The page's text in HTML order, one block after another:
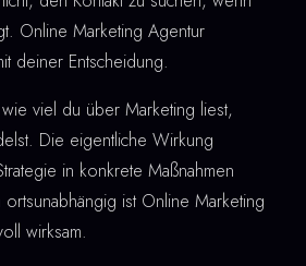
Online Marketing Agentur
deiner Entscheidung.
viel du über Marketing liest,
Die eigentliche Wirkung
in konkrete Maßnahmen
ist Online Marketing
wirksam.